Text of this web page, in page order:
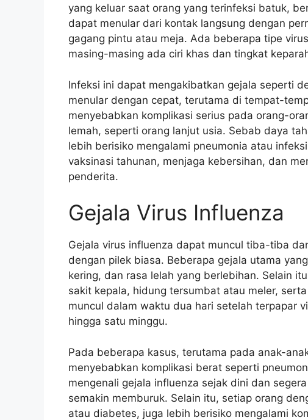
yang keluar saat orang yang terinfeksi batuk,
dapat menular dari kontak langsung dengan
gagang pintu atau meja. Ada beberapa tipe
masing-masing ada ciri khas dan tingkat
Infeksi ini dapat mengakibatkan gejala seperti
menular dengan cepat, terutama di tempat-
menyebabkan komplikasi serius pada orang-
lemah, seperti orang lanjut usia. Sebab daya
lebih berisiko mengalami pneumonia atau
vaksinasi tahunan, menjaga kebersihan, dan
penderita.
Gejala Virus Influenza
Gejala virus influenza dapat muncul tiba-tiba
dengan pilek biasa. Beberapa gejala utama
kering, dan rasa lelah yang berlebihan. Selain
sakit kepala, hidung tersumbat atau meler,
muncul dalam waktu dua hari setelah terpapar
hingga satu minggu.
Pada beberapa kasus, terutama pada anak-
menyebabkan komplikasi berat seperti
mengenali gejala influenza sejak dini dan
semakin memburuk. Selain itu, setiap orang
atau diabetes, juga lebih berisiko mengalami